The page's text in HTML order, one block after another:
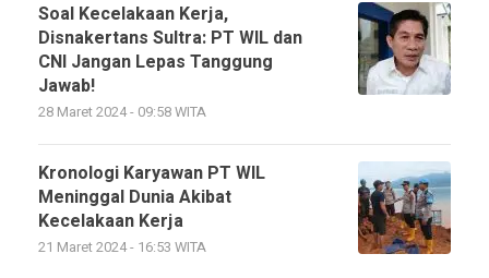
Soal Kecelakaan Kerja,
Disnakertans Sultra: PT WIL dan
CNI Jangan Lepas Tanggung
Jawab!
28 Maret 2024 - 09:58 WITA
Kronologi Karyawan PT WIL
Meninggal Dunia Akibat
Kecelakaan Kerja
21 Maret 2024 - 16:53 WITA